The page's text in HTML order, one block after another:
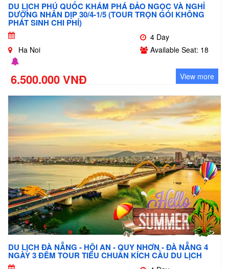
DU LỊCH PHÚ QUỐC KHÁM PHÁ ĐẢO NGỌC VÀ NGHỈ
DƯỠNG NHÂN DỊP 30/4-1/5 (TOUR TRỌN GÓI KHÔNG
PHÁT SINH CHI PHÍ)
4 Day
Ha Noi
Available Seat: 18
6.500.000 VNĐ View more
DU LỊCH ĐÀ NẴNG - HỘI AN - QUY NHƠN - ĐÀ NẴNG 4
NGÀY 3 ĐÊM TOUR TIÊU CHUẨN KÍCH CẦU DU LỊCH